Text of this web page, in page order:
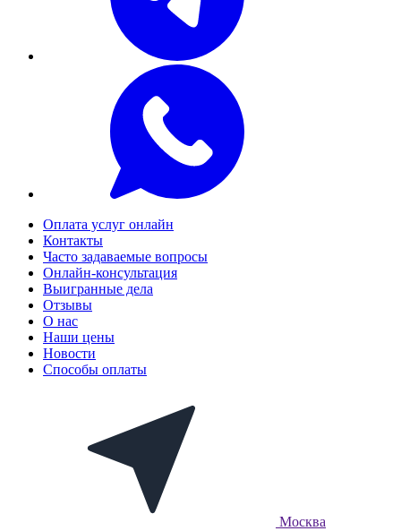
Оплата услуг онлайн
Контакты
Часто задаваемые вопросы
Онлайн-консультация
Выигранные дела
Отзывы
О нас
Наши цены
Новости
Способы оплаты
Москва